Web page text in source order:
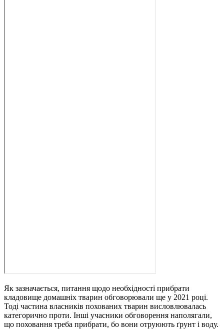
Як зазначається, питання щодо необхідності прибрати
кладовище домашніх тварин обговорювали ще у 2021 році.
Тоді частина власників похованих тварин висловлювалась
категорично проти. Інші учасники обговорення наполягали,
що поховання треба прибрати, бо вони отруюють ґрунт і воду.